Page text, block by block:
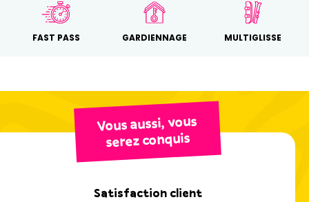
FAST PASS GARDIENNAGE MULTIGLISSE
Vous aussi, vous
serez conquis
Satisfaction client